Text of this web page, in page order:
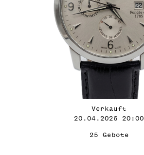
Verkauft
20.04.2026 20:00
25 Gebote